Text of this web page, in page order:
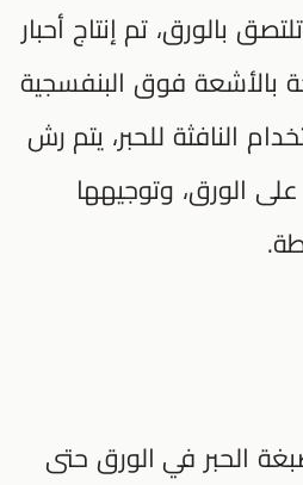
بالورق، تم إنتاج أحبار
بالأشعة فوق البنفسجية
النافثة للحبر، يتم رش
على الورق، وتوجيهها
الحبر في الورق حتى